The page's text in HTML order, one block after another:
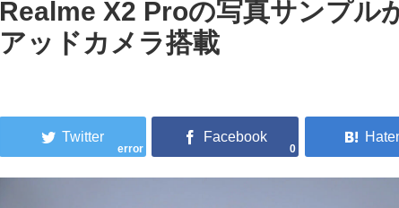
Realme X2 Proの写真サンプル
アッドカメラ搭載
error 0